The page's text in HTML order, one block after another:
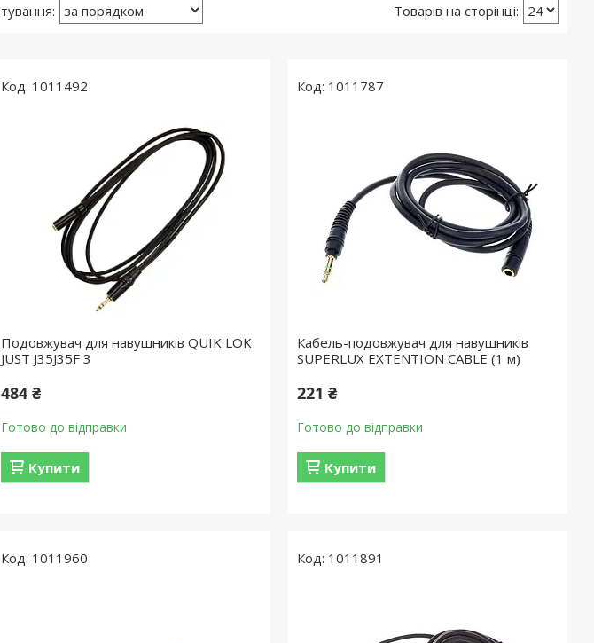
1011492
Подовжувач для навушників QUIK LOK
JUST J35J35F 3
484 ₴
Готово до відправки
Купити
1011787
Кабель-подовжувач для навушників
SUPERLUX EXTENTION CABLE (1 м)
221 ₴
Готово до відправки
Купити
1011960 1011891